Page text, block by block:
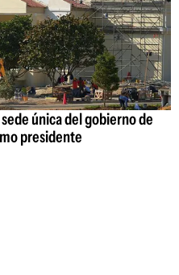
única del gobierno de
presidente